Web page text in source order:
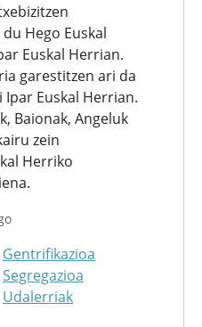
Hego Euskal
Euskal Herrian.
garestitzen ari da
Ipar Euskal Herrian.
Baionak, Angeluk
zein
Herriko
Gentrifikazioa
Segregazioa
Udalerriak